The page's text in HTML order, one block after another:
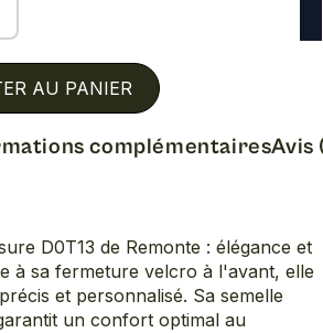
AU PANIER
complémentairesAvis
D0T13 de Remonte : élégance et
à sa fermeture velcro à l'avant, elle
et personnalisé. Sa semelle
un confort optimal au